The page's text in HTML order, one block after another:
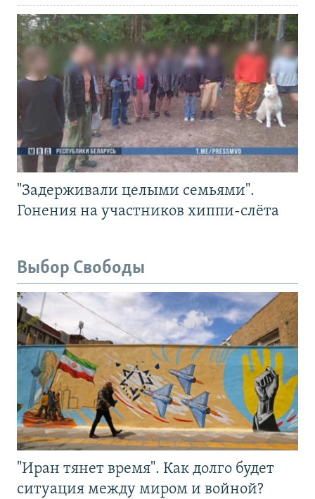
"Задерживали целыми семьями".
Гонения на участников хиппи-слёта
Выбор Свободы
"Иран тянет время". Как долго будет
ситуация между миром и войной?